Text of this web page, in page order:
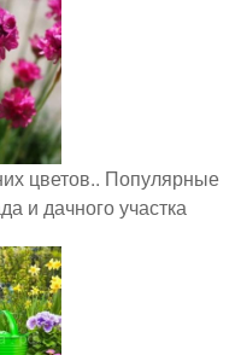
цветов.. Популярные
и дачного участка